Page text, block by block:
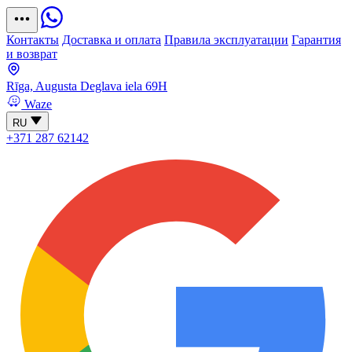
Контакты Доставка и оплата Правила эксплуатации Гарантия
и возврат
Rīga, Augusta Deglava iela 69H
Waze
RU
+371 287 62142